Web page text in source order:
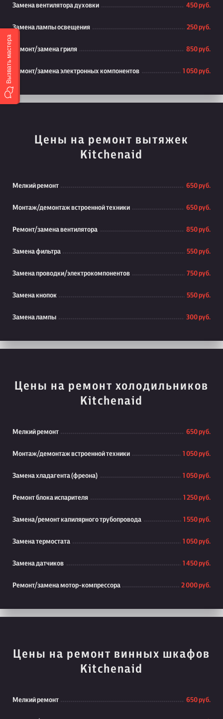
Замена вентилятора духовки 450 руб.
Замена лампы освещения 250 руб.
Ремонт/замена гриля 850 руб.
Ремонт/замена электронных компонентов 1 050 руб.
Цены на ремонт вытяжек
Kitchenaid
Мелкий ремонт 650 руб.
Монтаж/демонтаж встроенной техники 650 руб.
Ремонт/замена вентилятора 850 руб.
Замена фильтра 550 руб.
Замена проводки/электрокомпонентов 750 руб.
Замена кнопок 550 руб.
Замена лампы 300 руб.
Цены на ремонт холодильников
Kitchenaid
Мелкий ремонт 650 руб.
Монтаж/демонтаж встроенной техники 1 050 руб.
Замена хладагента (фреона) 1 050 руб.
Ремонт блока испарителя 1 250 руб.
Замена/ремонт капилярного трубопровода 1 550 руб.
Замена термостата 1 050 руб.
Замена датчиков 1 450 руб.
Ремонт/замена мотор-компрессора 2 000 руб.
Цены на ремонт винных шкафов
Kitchenaid
Мелкий ремонт 650 руб.
Вызвать мастера